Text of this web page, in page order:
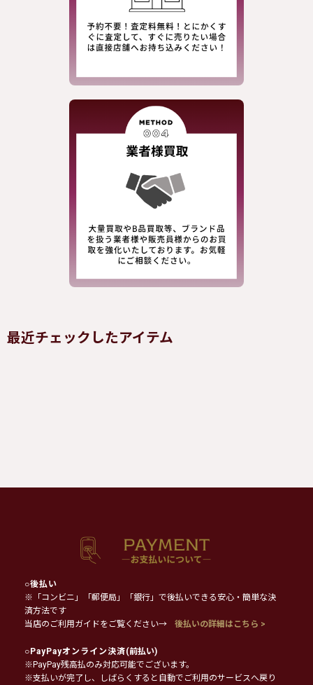
最近チェックしたアイテム
○後払い
※「コンビニ」「郵便局」「銀行」で後払いできる安心・簡単な決
済方法です
当店のご利用ガイドをご覧ください→
後払いの詳細はこちら >
○PayPayオンライン決済(前払い)
※PayPay残高払のみ対応可能でございます。
※支払いが完了し、しばらくすると自動でご利用のサービスへ戻り